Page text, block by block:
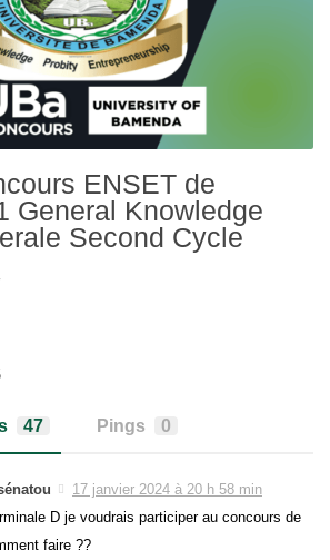
ENSET de
General Knowledge
Second Cycle
47 Pings 0
17 janvier 2024 à 20 h 58 min
D je voudrais participer au concours de
faire ??